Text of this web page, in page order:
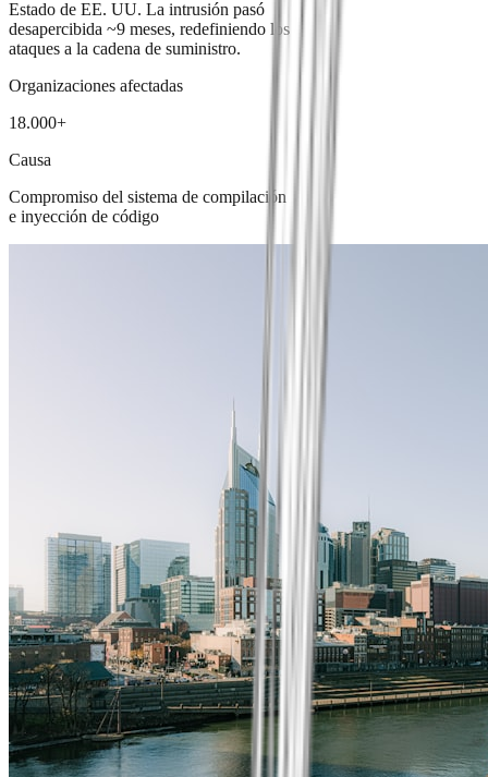
Estado de EE. UU. La intrusión pasó
desapercibida ~9 meses, redefiniendo los
ataques a la cadena de suministro.
Organizaciones afectadas
18.000+
Causa
Compromiso del sistema de compilación
e inyección de código